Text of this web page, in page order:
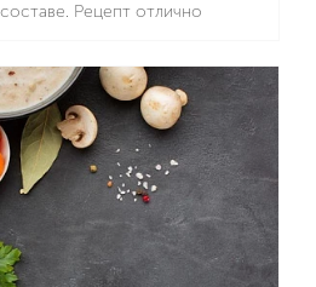
Рецепт отлично
рекомендуем
с электронным управлением
При работе устройства
до +70 градусов